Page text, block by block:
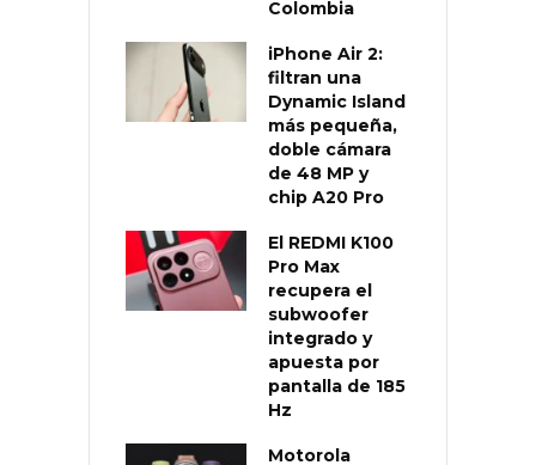
Colombia
iPhone Air 2:
filtran una
Dynamic Island
más pequeña,
doble cámara
de 48 MP y
chip A20 Pro
El REDMI K100
Pro Max
recupera el
subwoofer
integrado y
apuesta por
pantalla de 185
Hz
Motorola